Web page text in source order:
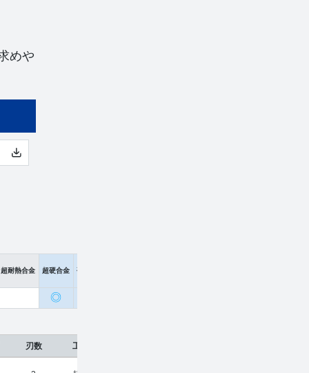
めや
超耐熱合金 超硬合金
硬脆材
◎
刃数 工具材種